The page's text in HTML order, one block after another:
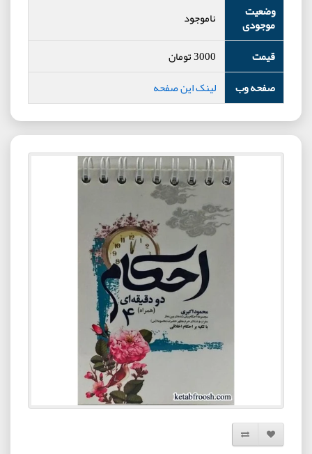
وضعیت
موجودی
ناموجود
قیمت
3000تومان
صفحه وب
لینک این صفحه
افزودن به لیست دلخواه
مقایسه این محصول